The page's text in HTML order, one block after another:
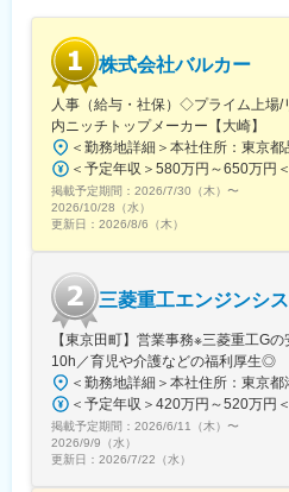
（3）海外出張
（4）以下の事務業務
・見積書作成
・インボイス作成
・輸出手続き・調整
・各種書類の保存
・進捗管理表への入力・管理
■英語使用：
インとなりますが、例外的に据
もございます。
■出張について
エンジニアに同行しての据え付
月に1度程度／各1～2週間）
■1日のスケジュール
・メールチェック
株式会社バルカー
人事（給与・社保）◇プライム上場/
内ニッチトップメーカー【大崎】
掲載予定期間： 2026/7/30（木） 〜
2026/10/28（水）
更新日： 2026/8/6（木）
三菱重工エンジンシ
【東京田町】営業事務※三菱重工G
10h／育児や介護などの福利厚生◎
掲載予定期間： 2026/6/11（木） 〜
2026/9/9（水）
更新日： 2026/7/22（水）